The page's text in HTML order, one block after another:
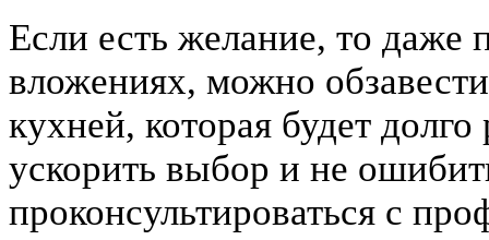
Если есть желание, то даже
вложениях, можно
кухней, которая будет
ускорить выбор и не
проконсультироваться с